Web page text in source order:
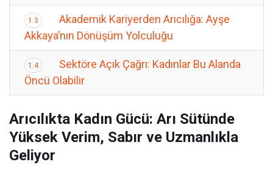
1.3
Akademik Kariyerden Arıcılığa: Ayşe
Akkaya’nın Dönüşüm Yolculuğu
1.4
Sektöre Açık Çağrı: Kadınlar Bu Alanda
Öncü Olabilir
Arıcılıkta Kadın Gücü: Arı Sütünde
Yüksek Verim, Sabır ve Uzmanlıkla
Geliyor